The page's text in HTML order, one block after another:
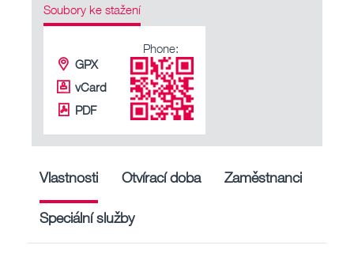
Soubory ke stažení
GPX
vCard
PDF
Phone:
Vlastnosti Otvírací doba Zaměstnanci
Speciální služby